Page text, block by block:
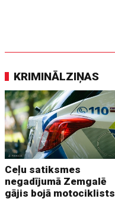
KRIMINĀLZIŅAS
Ceļu satiksmes
negadījumā Zemgalē
gājis bojā motociklists